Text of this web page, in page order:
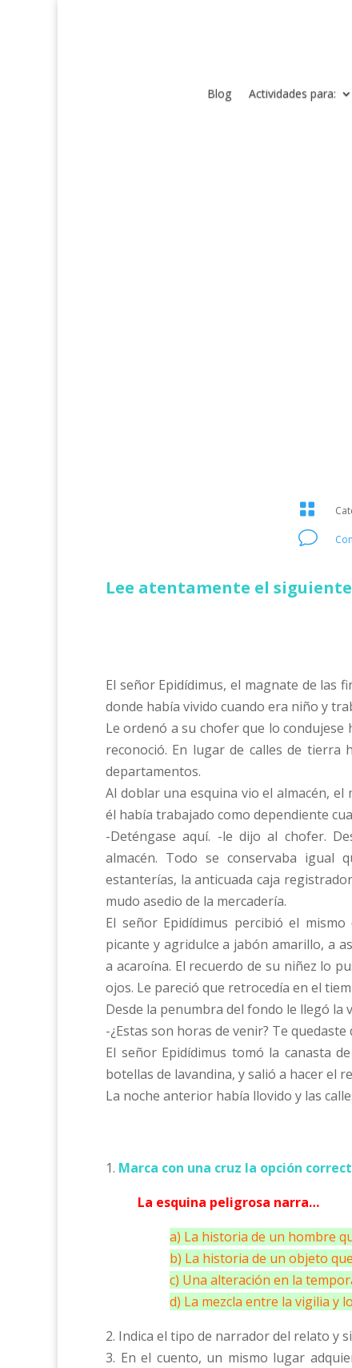
Blog Actividades para:

v
Lee atentamente el
El señor Epidídimus, el magnate de las
donde había vivido cuando era niño y
Le ordenó a su chofer que lo
reconoció. En lugar de calles de tierra
departamentos.
Al doblar una esquina vio el almacén,
él había trabajado como dependiente
-Deténgase aquí. -le dijo al chofer.
almacén. Todo se conservaba igual
estanterías, la anticuada caja
mudo asedio de la mercadería.
El señor Epidídimus percibió el
picante y agridulce a jabón amarillo, a
a acaroína. El recuerdo de su niñez lo
ojos. Le pareció que retrocedía en el
Desde la penumbra del fondo le llegó la
-¿Estas son horas de venir? Te
El señor Epidídimus tomó la canasta
botellas de lavandina, y salió a hacer el
La noche anterior había llovido y las
1. Marca con una cruz la opción
La esquina peligrosa narra…
a) La historia de un hombre
b) La historia de un objeto
c) Una alteración en la
d) La mezcla entre la vigilia y
2. Indica el tipo de narrador del relato y
3. En el cuento, un mismo lugar